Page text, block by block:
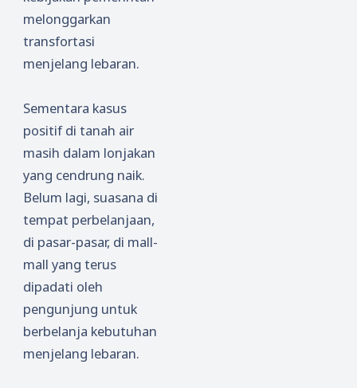
melonggarkan
transfortasi
menjelang lebaran.
Sementara kasus
positif di tanah air
masih dalam lonjakan
yang cendrung naik.
Belum lagi, suasana di
tempat perbelanjaan,
di pasar-pasar, di mall-
mall yang terus
dipadati oleh
pengunjung untuk
berbelanja kebutuhan
menjelang lebaran.